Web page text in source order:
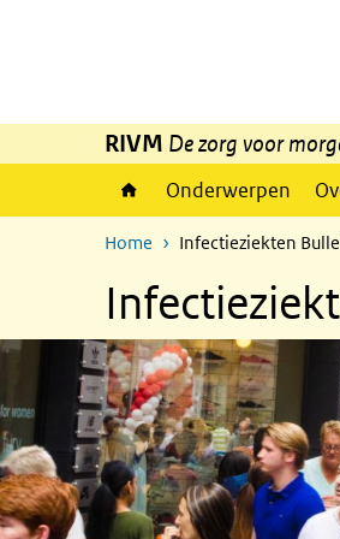
RIVM De zorg voor
Onderwerpen
Home Infectieziekten